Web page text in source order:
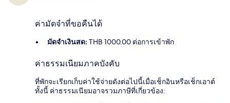
ค่ามัดจำที่ขอคืนได้
มัดจำเงินสด: THB 1000.00 ต่อการเข้าพัก
ค่าธรรมเนียมภาคบังคับ
ที่พักจะเรียกเก็บค่าใช้จ่ายดังต่อไปนี้เมื่อเช็กอินหรือเช็กเอาต์
ทั้งนี้ ค่าธรรมเนียมอาจรวมภาษีที่เกี่ยวข้อง: